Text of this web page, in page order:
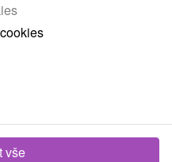
doliny s
jen pár metrů od
vše